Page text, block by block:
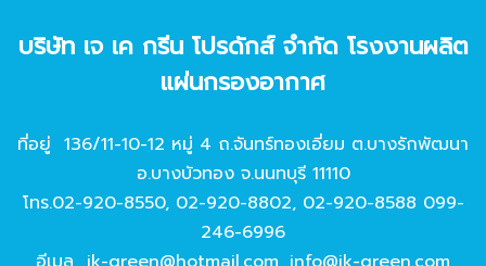
บริษัท เจ เค กรีน โปรดักส์ จํากัด โรงงานผลิต
แผ่นกรองอากาศ
ที่อยู่ 136/11-10-12 หมู่ 4 ถ.จันทร์ทองเอี่ยม ต.บางรักพัฒนา
อ.บางบัวทอง จ.นนทบุรี 11110
โทร.02-920-8550, 02-920-8802, 02-920-8588 099-
246-6996